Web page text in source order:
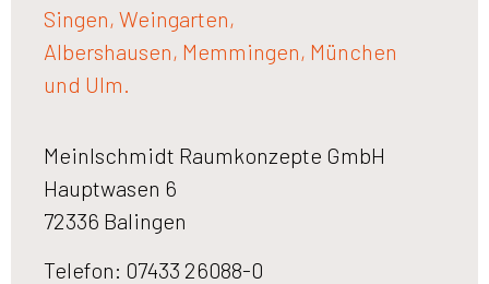
Singen, Weingarten,
Albershausen, Memmingen, München
und Ulm.
Meinlschmidt Raumkonzepte GmbH
Hauptwasen 6
72336 Balingen
Telefon: 07433 26088-0